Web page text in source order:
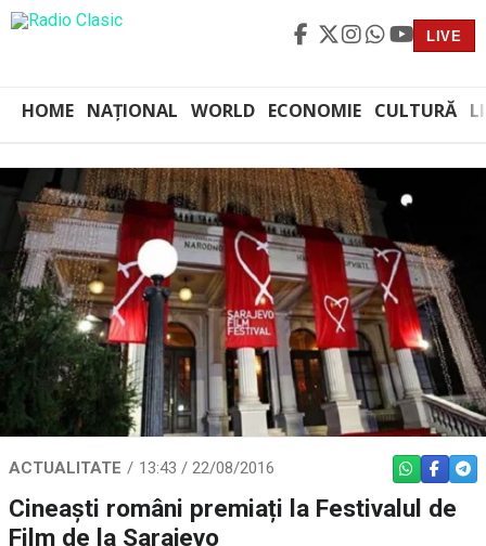
LIVE
HOME NAȚIONAL WORLD ECONOMIE CULTURĂ
ACTUALITATE 13:43 / 22/08/2016 WHATSAPP
Cineaști români premiați la Festivalul de
Film de la Sarajevo